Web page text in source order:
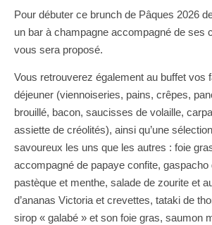
Pour débuter ce brunch de Pâques 2026
un bar à champagne accompagné de ses
vous sera proposé.
Vous retrouverez également au buffet vos
déjeuner (viennoiseries, pains, crêpes,
brouillé, bacon, saucisses de volaille,
assiette de créolités), ainsi qu’une
savoureux les uns que les autres : foie
accompagné de papaye confite, gaspacho
pastèque et menthe, salade de zourite et
d’ananas Victoria et crevettes, tataki de
sirop « galabé » et son foie gras, saumon